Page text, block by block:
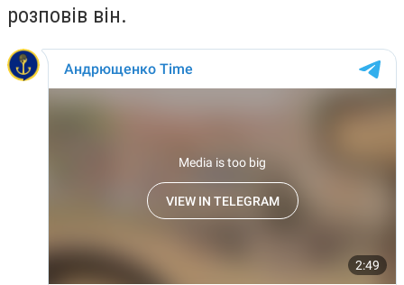
розповів він.